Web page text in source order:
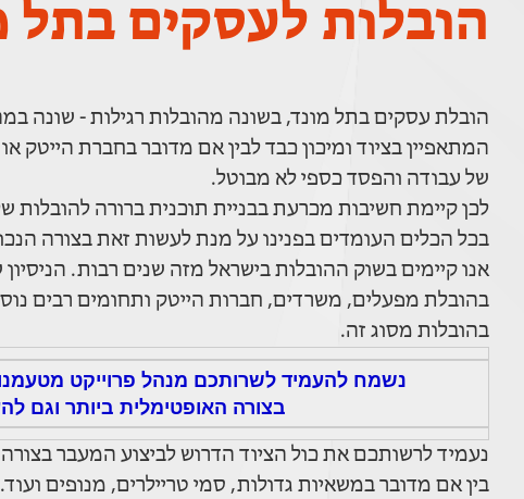
הובלות לעסקים בתל
הובלת עסקים בתל מונד, בשונה מהובלות רגילות - שונה
המתאפיין בציוד ומיכון כבד לבין אם מדובר בחברת הייטק
של עבודה והפסד כספי לא מבוטל.
לכן קיימת חשיבות מכרעת בבניית תוכנית ברורה
בכל הכלים העומדים בפנינו על מנת לעשות זאת בצורה
אנו קיימים בשוק ההובלות בישראל מזה שנים רבות.
בהובלת מפעלים, משרדים, חברות הייטק ותחומים רבים
בהובלות מסוג זה.
נשמח להעמיד לשרותכם מנהל פרוייקט
בצורה האופטימלית ביותר וגם
נעמיד לרשותכם את כול הציוד הדרוש לביצוע המעבר
בין אם מדובר במשאיות גדולות, סמי טריילרים, מנופים ועוד.